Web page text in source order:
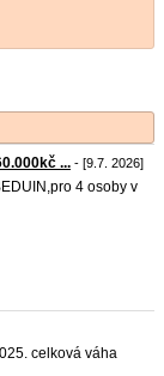
... - [9.7. 2026]
4 osoby v
celková váha